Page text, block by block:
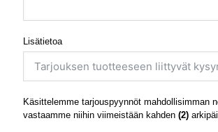
Lisätietoa
Käsittelemme tarjouspyynnöt mahdollisimman
vastaamme niihin viimeistään kahden (2)